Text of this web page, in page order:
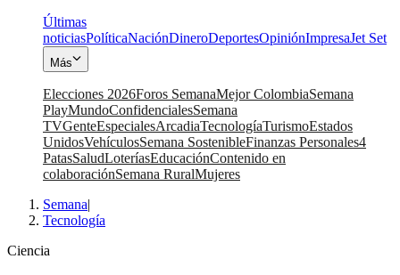
Últimas
noticiasPolíticaNaciónDineroDeportesOpiniónImpresaJet Set
Más
Elecciones 2026Foros SemanaMejor ColombiaSemana
PlayMundoConfidencialesSemana
TVGenteEspecialesArcadiaTecnologíaTurismoEstados
UnidosVehículosSemana SostenibleFinanzas Personales4
PatasSaludLoteríasEducaciónContenido en
colaboraciónSemana RuralMujeres
Semana|
Tecnología
Ciencia